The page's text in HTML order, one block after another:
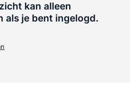
kan alleen
als je bent ingelogd.